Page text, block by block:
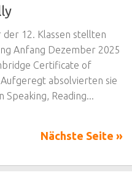
der 12. Klassen stellten
Anfang Dezember 2025
Certificate of
absolvierten sie
Speaking, Reading...
Nächste Seite »